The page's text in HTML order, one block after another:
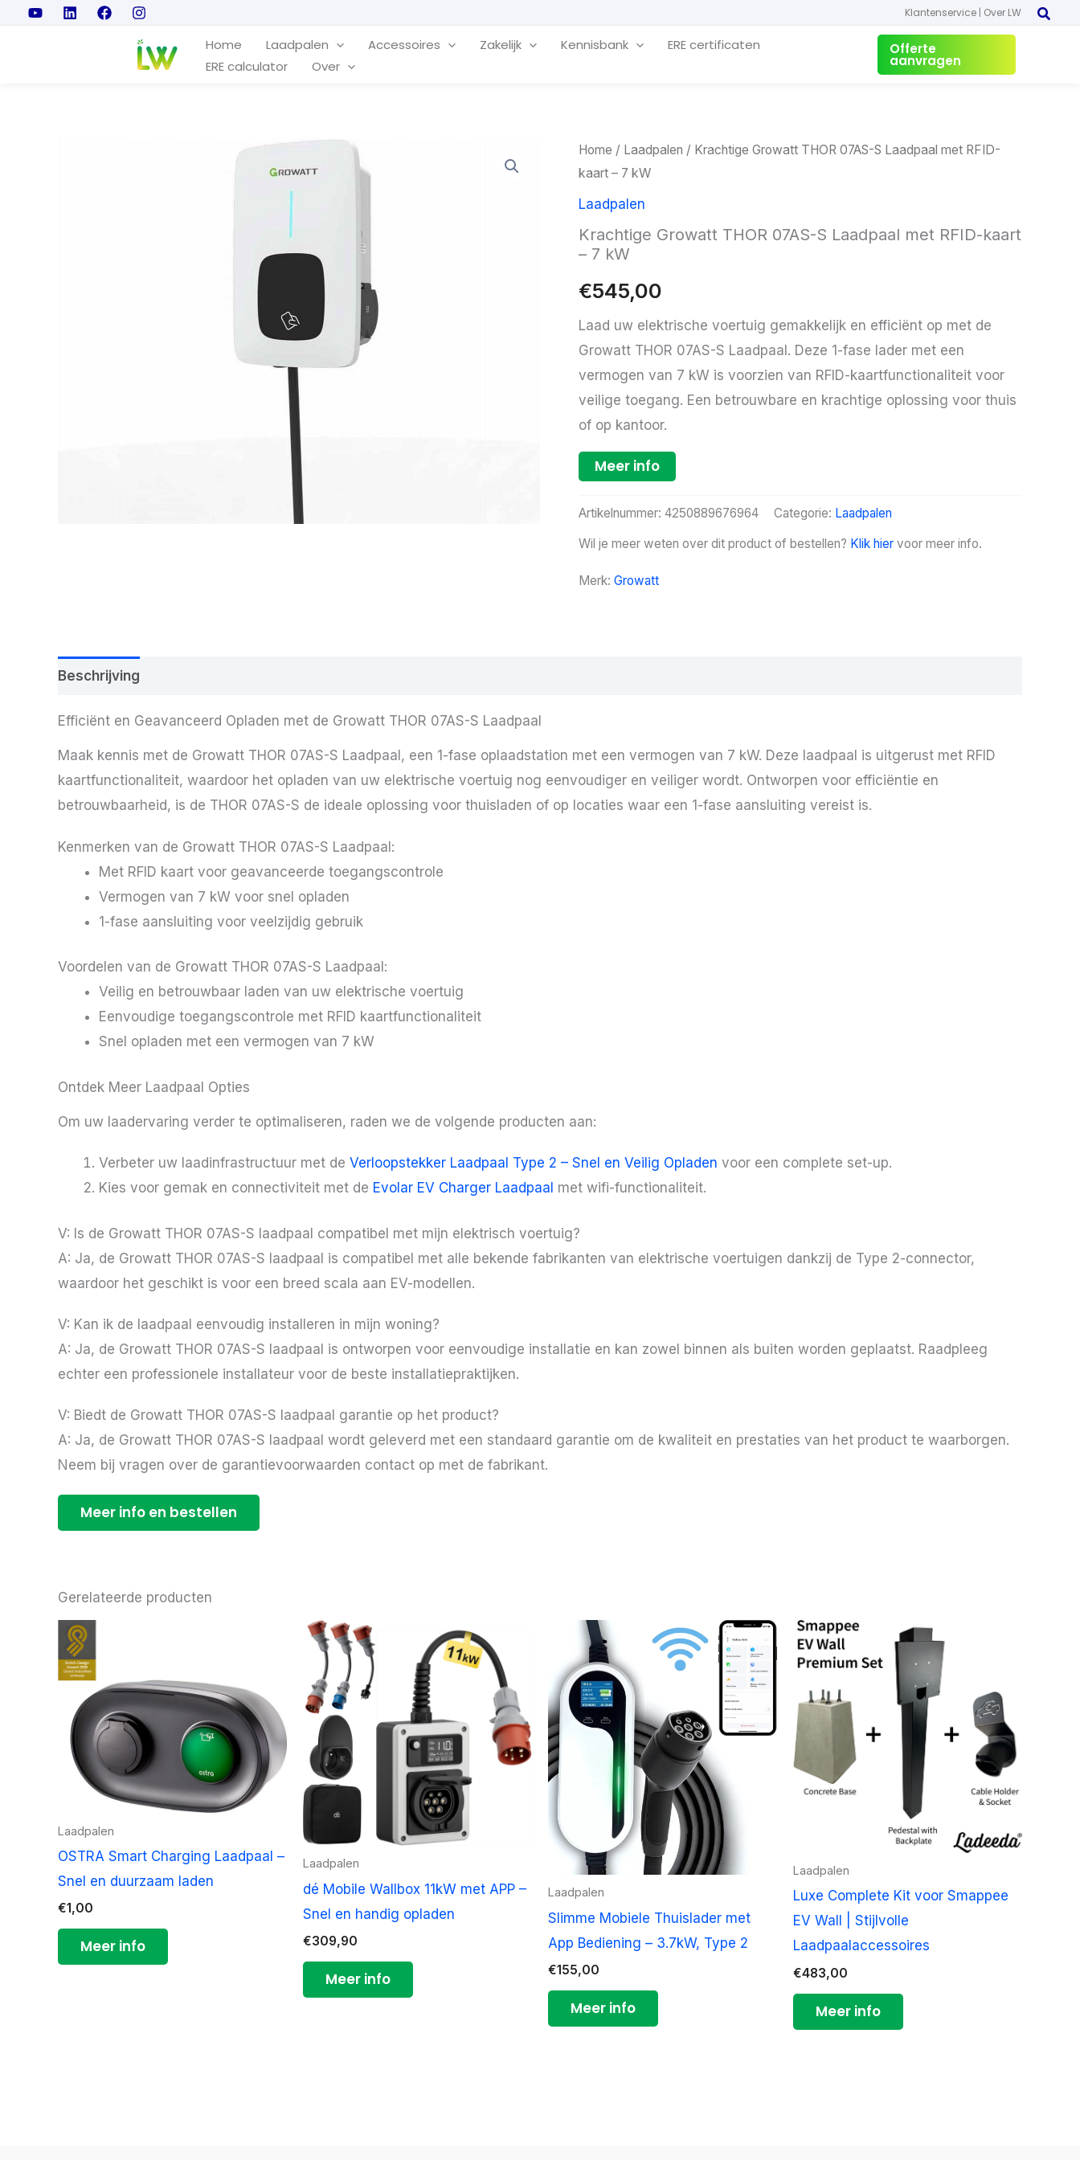
Klantenservice | Over LW
Home Laadpalen Accessoires Zakelijk Kennisbank
ERE certificaten
ERE calculator
Over
Offerte
aanvragen
Home / Laadpalen / Krachtige Growatt THOR 07AS-S Laadpaal met RFID-
kaart – 7 kW
Laadpalen
Krachtige Growatt THOR 07AS-S Laadpaal met RFID-kaart
– 7 kW
€545,00
Laad uw elektrische voertuig gemakkelijk en efficiënt op met de
Growatt THOR 07AS-S Laadpaal. Deze 1-fase lader met een
vermogen van 7 kW is voorzien van RFID-kaartfunctionaliteit voor
veilige toegang. Een betrouwbare en krachtige oplossing voor thuis
of op kantoor.
Meer info
Artikelnummer: 4250889676964 Categorie: Laadpalen
Wil je meer weten over dit product of bestellen? Klik hier voor meer info.
Merk: Growatt
Beschrijving
Efficiënt en Geavanceerd Opladen met de Growatt THOR 07AS-S Laadpaal
Maak kennis met de Growatt THOR 07AS-S Laadpaal, een 1-fase oplaadstation met een vermogen van 7 kW. Deze laadpaal is uitgerust met RFID
kaartfunctionaliteit, waardoor het opladen van uw elektrische voertuig nog eenvoudiger en veiliger wordt. Ontworpen voor efficiëntie en
betrouwbaarheid, is de THOR 07AS-S de ideale oplossing voor thuisladen of op locaties waar een 1-fase aansluiting vereist is.
Kenmerken van de Growatt THOR 07AS-S Laadpaal:
Met RFID kaart voor geavanceerde toegangscontrole
Vermogen van 7 kW voor snel opladen
1-fase aansluiting voor veelzijdig gebruik
Voordelen van de Growatt THOR 07AS-S Laadpaal:
Veilig en betrouwbaar laden van uw elektrische voertuig
Eenvoudige toegangscontrole met RFID kaartfunctionaliteit
Snel opladen met een vermogen van 7 kW
Ontdek Meer Laadpaal Opties
Om uw laadervaring verder te optimaliseren, raden we de volgende producten aan:
Verbeter uw laadinfrastructuur met de Verloopstekker Laadpaal Type 2 – Snel en Veilig Opladen voor een complete set-up.
Kies voor gemak en connectiviteit met de Evolar EV Charger Laadpaal met wifi-functionaliteit.
V: Is de Growatt THOR 07AS-S laadpaal compatibel met mijn elektrisch voertuig?
A: Ja, de Growatt THOR 07AS-S laadpaal is compatibel met alle bekende fabrikanten van elektrische voertuigen dankzij de Type 2-connector,
waardoor het geschikt is voor een breed scala aan EV-modellen.
V: Kan ik de laadpaal eenvoudig installeren in mijn woning?
A: Ja, de Growatt THOR 07AS-S laadpaal is ontworpen voor eenvoudige installatie en kan zowel binnen als buiten worden geplaatst. Raadpleeg
echter een professionele installateur voor de beste installatiepraktijken.
V: Biedt de Growatt THOR 07AS-S laadpaal garantie op het product?
A: Ja, de Growatt THOR 07AS-S laadpaal wordt geleverd met een standaard garantie om de kwaliteit en prestaties van het product te waarborgen.
Neem bij vragen over de garantievoorwaarden contact op met de fabrikant.
Meer info en bestellen
Gerelateerde producten
Laadpalen
OSTRA Smart Charging Laadpaal –
Snel en duurzaam laden
€1,00
Meer info
Laadpalen
dé Mobile Wallbox 11kW met APP –
Snel en handig opladen
€309,90
Meer info
Laadpalen
Slimme Mobiele Thuislader met
App Bediening – 3.7kW, Type 2
€155,00
Meer info
Laadpalen
Luxe Complete Kit voor Smappee
EV Wall | Stijlvolle
Laadpaalaccessoires
€483,00
Meer info